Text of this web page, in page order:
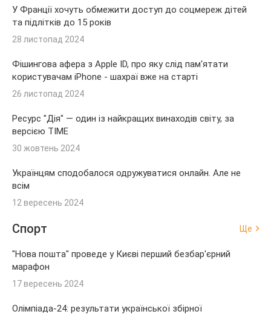
У Франції хочуть обмежити доступ до соцмереж дітей
та підлітків до 15 років
28 листопад 2024
Фішингова афера з Apple ID, про яку слід пам'ятати
користувачам iPhone - шахраї вже на старті
26 листопад 2024
Ресурс "Дія" — один із найкращих винаходів світу, за
версією TIME
30 жовтень 2024
Українцям сподобалося одружуватися онлайн. Але не
всім
12 вересень 2024
Спорт Ще
"Нова пошта" проведе у Києві перший безбар'єрний
марафон
17 вересень 2024
Олімпіада-24: результати української збірної